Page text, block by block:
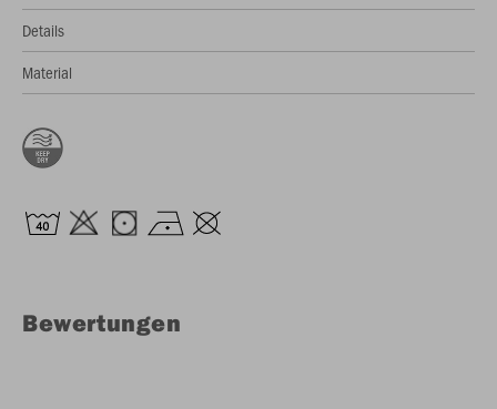
Details
Material
Bewertungen